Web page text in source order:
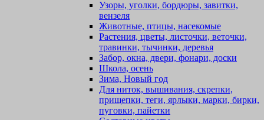
Узоры, уголки, бордюры, завитки,
вензеля
Животные, птицы, насекомые
Растения, цветы, листочки, веточки,
травинки, тычинки, деревья
Забор, окна, двери, фонари, доски
Школа, осень
Зима, Новый год
Для ниток, вышивания, скрепки,
прищепки, теги, ярлыки, марки, бирки,
пуговки, пайетки